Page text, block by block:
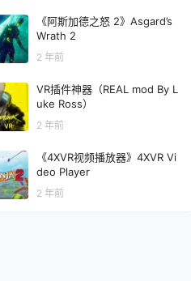
《阿斯加德之怒 2》Asgard’s
Wrath 2
2 年前
VR插件神器（REAL mod By L
uke Ross）
2 年前
《4XVR视频播放器》4XVR Vi
deo Player
2 年前